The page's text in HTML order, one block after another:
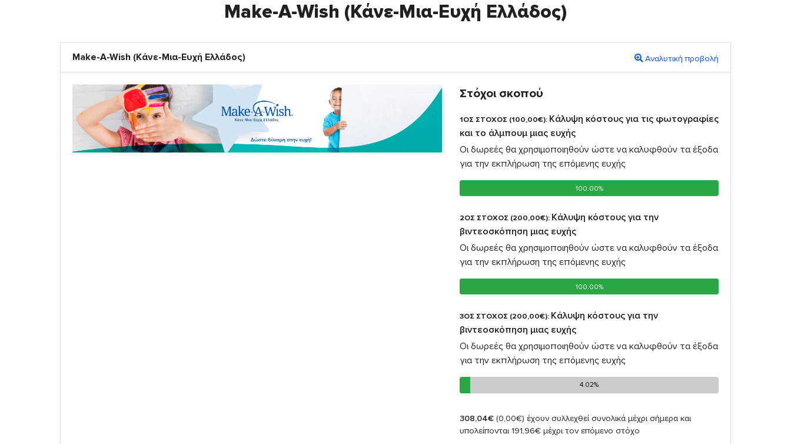
Make-A-Wish (Κάνε-Μια-Ευχή Ελλάδος)
Make-A-Wish (Κάνε-Μια-Ευχή Ελλάδος) Αναλυτική προβολή
Στόχοι σκοπού
1ΟΣ ΣΤΟΧΟΣ (100,00€): Κάλυψη κόστους για τις φωτογραφίες
και το άλμπουμ μιας ευχής
Οι δωρεές θα χρησιμοποιηθούν ώστε να καλυφθούν τα έξοδα
για την εκπλήρωση της επόμενης ευχής
100.00%
100.00%
2ΟΣ ΣΤΟΧΟΣ (200,00€): Κάλυψη κόστους για την
βιντεοσκόπηση μιας ευχής
Οι δωρεές θα χρησιμοποιηθούν ώστε να καλυφθούν τα έξοδα
για την εκπλήρωση της επόμενης ευχής
100.00%
100.00%
3ΟΣ ΣΤΟΧΟΣ (200,00€): Κάλυψη κόστους για την
βιντεοσκόπηση μιας ευχής
Οι δωρεές θα χρησιμοποιηθούν ώστε να καλυφθούν τα έξοδα
για την εκπλήρωση της επόμενης ευχής
4.02%
4.02%
308,04€ (0,00€) έχουν συλλεχθεί συνολικά μέχρι σήμερα και
υπολείπονται 191,96€ μέχρι τον επόμενο στόχο